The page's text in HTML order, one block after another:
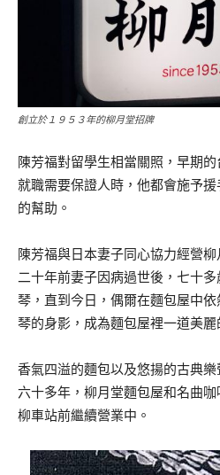
創立於１９５３年的柳月堂招牌
陳芳福對留學生相當關照，早期
就職需要保證人時，他都會施予
的幫助。
陳芳福與日本妻子同心協力經營
二十年前妻子因病過世後，七十
琴，直到今日，偶爾在麵包屋中
琴的身影，成為麵包屋裡一道美麗
香氣四溢的麵包以及悠揚的古典
六十多年，柳月堂麵包屋和名曲
柳車站前繼續營業中。